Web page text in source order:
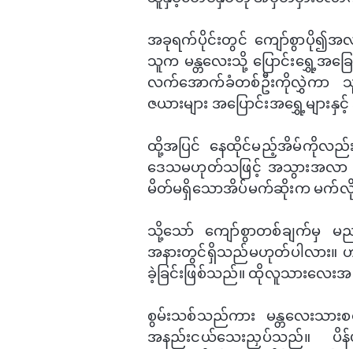
အခုရက်ပိုင်းတွင် ​ကျော်စွာပို၍အ
သူက မန္တ​လေးသို့ ​ပြောင်း​ရွှေ့အ​ခ
လက်​အောက်ခံတစ်​ဦးကိုလွှဲကာ သူက
ဇယားများ အ​ပြောင်းအ​​ရွှေ့များ
ထို့အပြင် ​​နေထိုင်မည့်အိမ်ကိုလည်း
ဒေသမဟုတ်သဖြင့် အသွားအလာ
မိတ်မရှိ​သောအိပ်မက်ဆိုးက မက်​
သို့​သော် ​ကျော်စွာတစ်ချက်မှ
အနားတွင်ရှိသည်မဟုတ်ပါလား။ ဟု
ခဲ့ခြင်းဖြစ်သည်။ ထိုလူသား​လေ
စွမ်းသစ်သည်ကား မန္တ​​လေးသာ
အနည်းငယ်​​သေးညှပ်သည်။ ပိန်